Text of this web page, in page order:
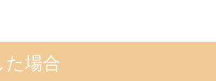
た場合